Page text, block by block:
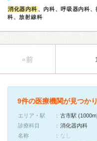
消化器内科 、内科、呼吸器内科
科、放射線科
«前
9件の医療機関が見つか
エリア・駅
古市駅
診療科目
消化器内科
名称
なし